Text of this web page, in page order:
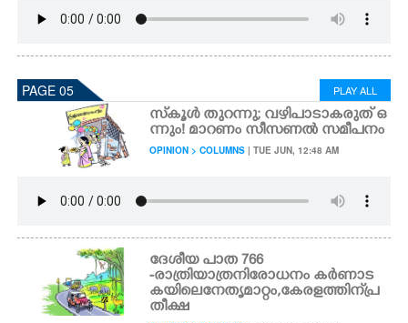
PAGE 05 PLAY ALL
സ്‌കൂൾ തുറന്നു; വഴിപാടാകരുത് ഒ
ന്നും! മാറണം സീസണൽ സമീപനം
OPINION > COLUMNS | TUE JUN, 12:48 AM
ദേശീയ പാത 766
- രാത്രി യാത്ര നിരോധനം കർണാട
കയിലെ നേതൃമാറ്റം, കേരളത്തിന് പ്ര
തീക്ഷ